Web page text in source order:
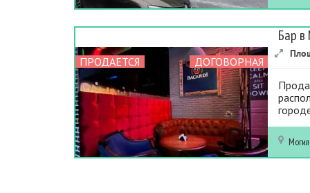
ПРОДАЕТСЯ ДОГОВОРНАЯ
Бар в